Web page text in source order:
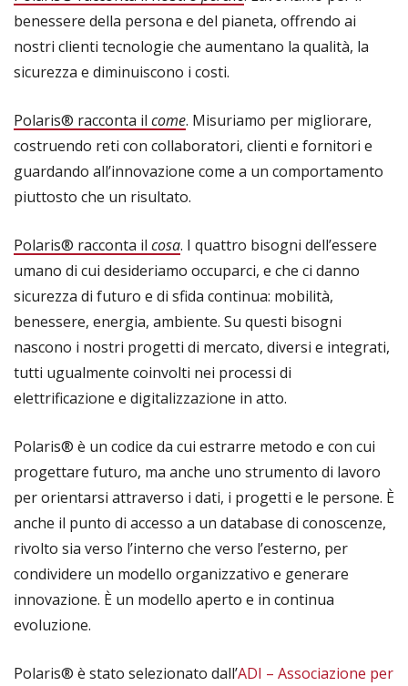
benessere della persona e del pianeta, offrendo ai
nostri clienti tecnologie che aumentano la qualità, la
sicurezza e diminuiscono i costi.
Polaris® racconta il come. Misuriamo per migliorare,
costruendo reti con collaboratori, clienti e fornitori e
guardando all’innovazione come a un comportamento
piuttosto che un risultato.
Polaris® racconta il cosa. I quattro bisogni dell’essere
umano di cui desideriamo occuparci, e che ci danno
sicurezza di futuro e di sfida continua: mobilità,
benessere, energia, ambiente. Su questi bisogni
nascono i nostri progetti di mercato, diversi e integrati,
tutti ugualmente coinvolti nei processi di
elettrificazione e digitalizzazione in atto.
Polaris® è un codice da cui estrarre metodo e con cui
progettare futuro, ma anche uno strumento di lavoro
per orientarsi attraverso i dati, i progetti e le persone. È
anche il punto di accesso a un database di conoscenze,
rivolto sia verso l’interno che verso l’esterno, per
condividere un modello organizzativo e generare
innovazione. È un modello aperto e in continua
evoluzione.
Polaris® è stato selezionato dall’ADI – Associazione per